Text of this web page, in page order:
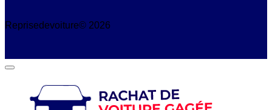
Reprisedevoiture© 2026